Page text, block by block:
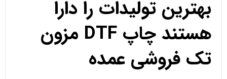
بهترین تولیدات را دارا
هستند چاپ DTF مزون
تک فروشی عمده